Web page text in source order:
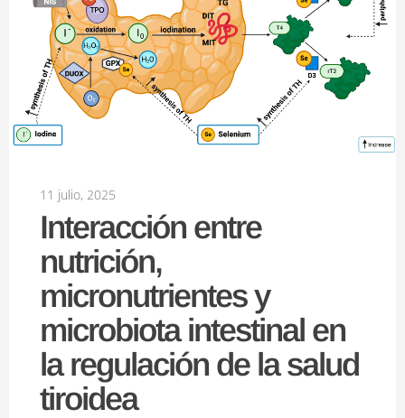
11 julio, 2025
Interacción entre
nutrición,
micronutrientes y
microbiota intestinal en
la regulación de la salud
tiroidea